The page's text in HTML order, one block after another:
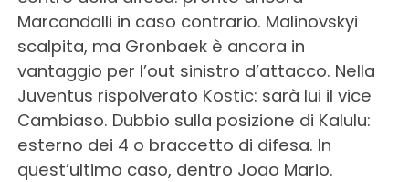
Marcandalli in caso contrario. Malinovskyi
scalpita, ma Gronbaek è ancora in
vantaggio per l’out sinistro d’attacco. Nella
Juventus rispolverato Kostic: sarà lui il vice
Cambiaso. Dubbio sulla posizione di Kalulu:
esterno dei 4 o braccetto di difesa. In
quest’ultimo caso, dentro Joao Mario.